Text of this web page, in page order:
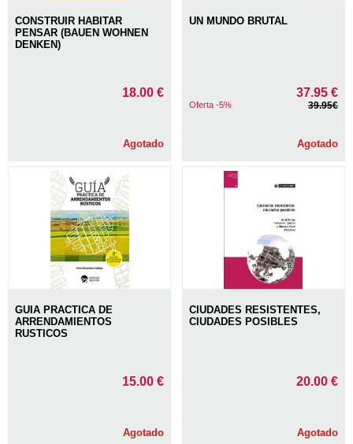
CONSTRUIR HABITAR
PENSAR (BAUEN WOHNEN
DENKEN)
18.00 €
Agotado
UN MUNDO BRUTAL
37.95 €
Oferta -5% 39.95€
Agotado
GUIA PRACTICA DE
ARRENDAMIENTOS
RUSTICOS
15.00 €
Agotado
CIUDADES RESISTENTES,
CIUDADES POSIBLES
20.00 €
Agotado